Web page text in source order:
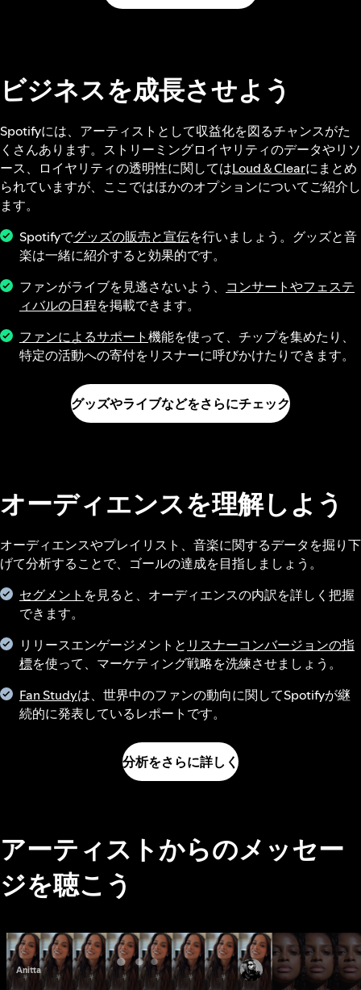
ビジネスを成長させよう
Spotifyには、アーティストとして収益化を図るチャンスがた
くさんあります。ストリーミングロイヤリティのデータやリソ
ース、ロイヤリティの透明性に関してはLoud＆Clearにまとめ
られていますが、ここではほかのオプションについてご紹介し
ます。
Spotifyでグッズの販売と宣伝を行いましょう。グッズと音
楽は一緒に紹介すると効果的です。
ファンがライブを見逃さないよう、 コンサートやフェステ
ィバルの日程を掲載できます。
ファンによるサポート機能を使って、チップを集めたり、
特定の活動への寄付をリスナーに呼びかけたりできます。
グッズやライブなどをさらにチェック
オーディエンスを理解しよう
オーディエンスやプレイリスト、音楽に関するデータを掘り下
げて分析することで、ゴールの達成を目指しましょう。
セグメント を見ると、オーディエンスの内訳を詳しく把握
できます。
リリースエンゲージメントと リスナーコンバージョンの指
標を使って、マーケティング戦略を洗練させましょう。
Fan Studyは、世界中のファンの動向に関してSpotifyが継
続的に発表しているレポートです。
分析をさらに詳しく
アーティストからのメッセー
ジを聴こう
Anitta Fana Hues